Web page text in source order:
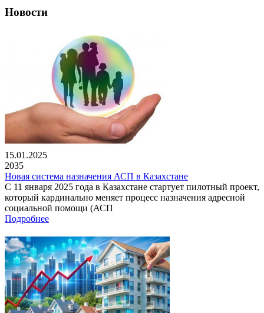
Новости
15.01.2025
2035
Новая система назначения АСП в Казахстане
С 11 января 2025 года в Казахстане стартует пилотный проект,
который кардинально меняет процесс назначения адресной
социальной помощи (АСП
Подробнее